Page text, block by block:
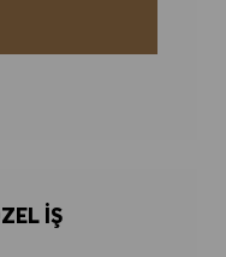
IŞ